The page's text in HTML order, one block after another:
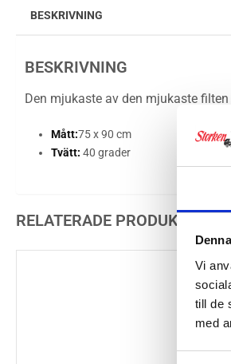
Vi
till de
med
BESKRIVNING
BESKRIVNING
Den mjukaste av den mjukaste
Mått:75 x 90 cm
Tvätt: 40 grader
RELATERADE PRODUKTER